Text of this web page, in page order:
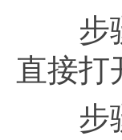
步骤
直接打
步骤